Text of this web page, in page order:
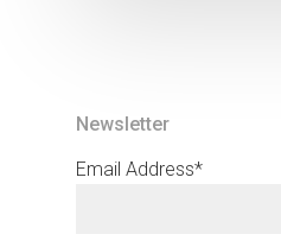
Newsletter
Email Address*